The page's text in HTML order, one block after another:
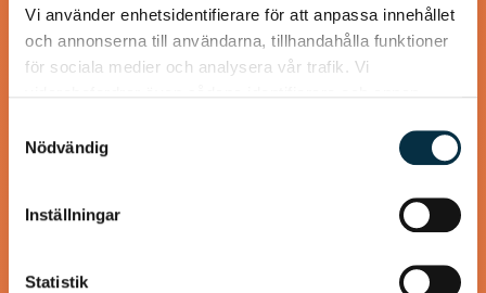
Vi använder enhetsidentifierare för att anpassa innehållet
och annonserna till användarna, tillhandahålla funktioner
för sociala medier och analysera vår trafik. Vi
annons- och analysföretag som vi samarbetar med.
Dessa kan i sin tur kombinera informationen med annan
information som du har tillhandahållit eller som de har
samlat in när du har använt deras tjänster.
Nödvändig
Inställningar
Statistik
Godaste sillröran